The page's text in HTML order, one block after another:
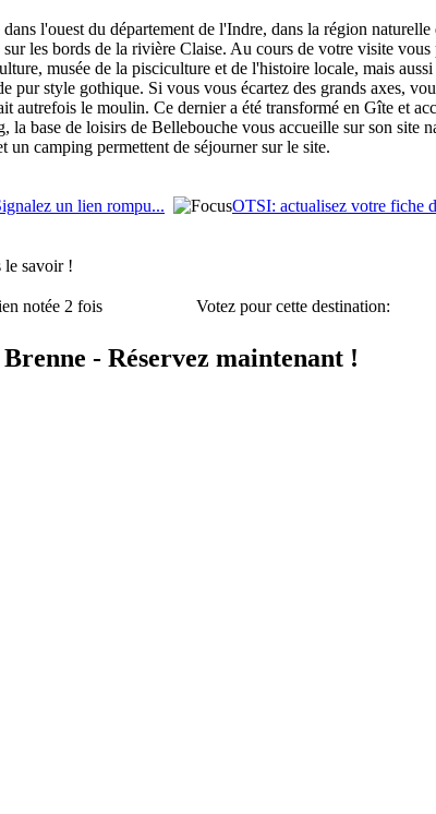
l'ouest du département de l'Indre, dans la région
les bords de la rivière Claise. Au cours de votre visite
musée de la pisciculture et de l'histoire locale, mais
pur style gothique. Si vous vous écartez des grands axes,
autrefois le moulin. Ce dernier a été transformé en Gîte et
base de loisirs de Bellebouche vous accueille sur son site
un camping permettent de séjourner sur le site.
un lien rompu... OTSI: actualisez votre fiche
le savoir !
notée 2 fois Votez pour cette destination:
- Réservez maintenant !